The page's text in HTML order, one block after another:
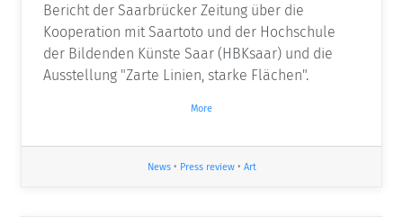
Bericht der Saarbrücker Zeitung über die
Kooperation mit Saartoto und der Hochschule
der Bildenden Künste Saar (HBKsaar) und die
Ausstellung "Zarte Linien, starke Flächen".
More
News• Press review• Art